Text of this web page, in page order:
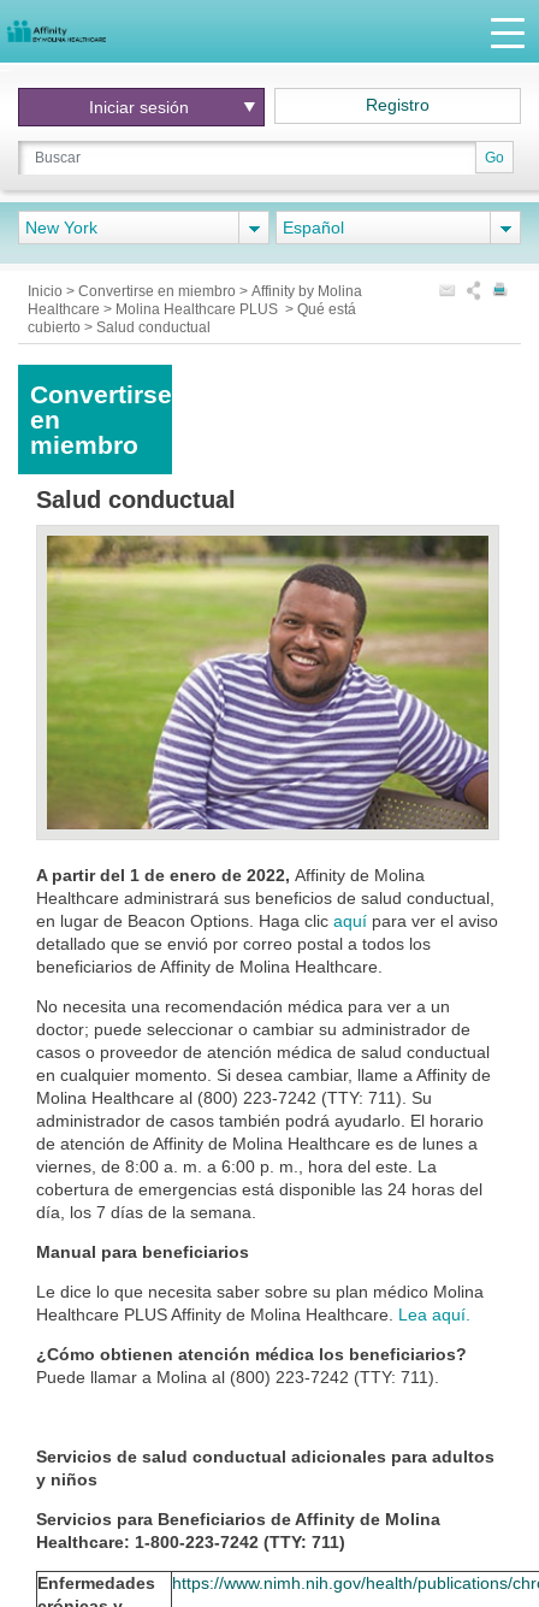
Go
Iniciar sesión Registro
New York Español
Inicio > Convertirse en miembro > Affinity by Molina
Healthcare > Molina Healthcare PLUS > Qué está
cubierto > Salud conductual
Convertirse
en
miembro
Salud conductual
A partir del 1 de enero de 2022, Affinity de Molina
Healthcare administrará sus beneficios de salud conductual,
en lugar de Beacon Options. Haga clic aquí para ver el aviso
detallado que se envió por correo postal a todos los
beneficiarios de Affinity de Molina Healthcare.
No necesita una recomendación médica para ver a un
doctor; puede seleccionar o cambiar su administrador de
casos o proveedor de atención médica de salud conductual
en cualquier momento. Si desea cambiar, llame a Affinity de
Molina Healthcare al (800) 223-7242 (TTY: 711). Su
administrador de casos también podrá ayudarlo. El horario
de atención de Affinity de Molina Healthcare es de lunes a
viernes, de 8:00 a. m. a 6:00 p. m., hora del este. La
cobertura de emergencias está disponible las 24 horas del
día, los 7 días de la semana.
Manual para beneficiarios
Le dice lo que necesita saber sobre su plan médico Molina
Healthcare PLUSAffinity de Molina Healthcare. Lea aquí.
¿Cómo obtienen atención médica los beneficiarios?
Puede llamar a Molina al (800) 223-7242 (TTY: 711).
Servicios de salud conductual adicionales para adultos
y niños
Servicios para Beneficiarios de Affinity de Molina
Healthcare: 1-800-223-7242 (TTY: 711)
Enfermedades
https://www.nimh.nih.gov/health/publications/